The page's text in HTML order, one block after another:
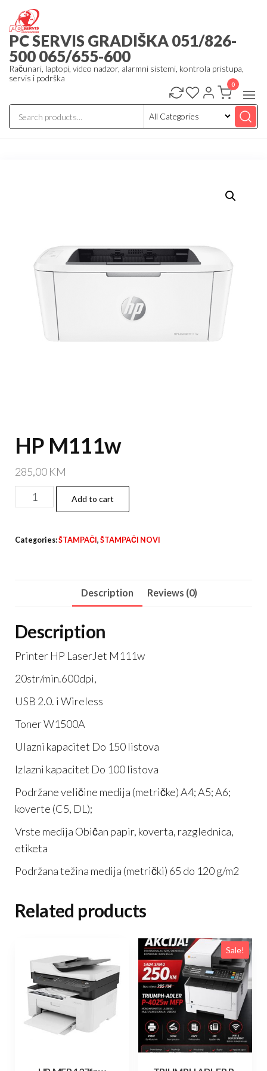
the
content
PC SERVIS GRADIŠKA 051/826-
500 065/655-600
Računari, laptopi, video nadzor, alarmni sistemi, kontrola pristupa,
servis i podrška
0
HP M111w
285,00 KM
M111w
Add to cart
Categories:ŠTAMPAČI , ŠTAMPAČI NOVI
Description Reviews (0)
Description
Printer HP LaserJet M111w
20str/min.600dpi,
USB 2.0. i Wireless
Toner W1500A
Ulazni kapacitet Do 150 listova
Izlazni kapacitet Do 100 listova
Podržane veličine medija (metričke) A4; A5; A6;
koverte (C5, DL);
Vrste medija Običan papir, koverta, razglednica,
etiketa
Podržana težina medija (metrički) 65 do 120 g/m2
Related products
Sale!